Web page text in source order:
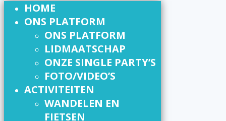
HOME
ONS PLATFORM
ONS PLATFORM
LIDMAATSCHAP
ONZE SINGLE PARTY’S
FOTO/VIDEO’S
ACTIVITEITEN
WANDELEN EN
FIETSEN